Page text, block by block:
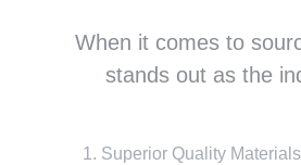
When it comes to
stands out as the
Superior Quality Materials